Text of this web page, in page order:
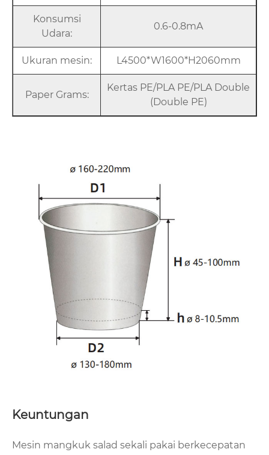
Konsumsi
Udara:
0.6-0.8mA
Ukuran mesin: L4500*W1600*H2060mm
Paper Grams:
Kertas PE/PLA PE/PLA Double
(Double PE)
Keuntungan
Mesin mangkuk salad sekali pakai berkecepatan